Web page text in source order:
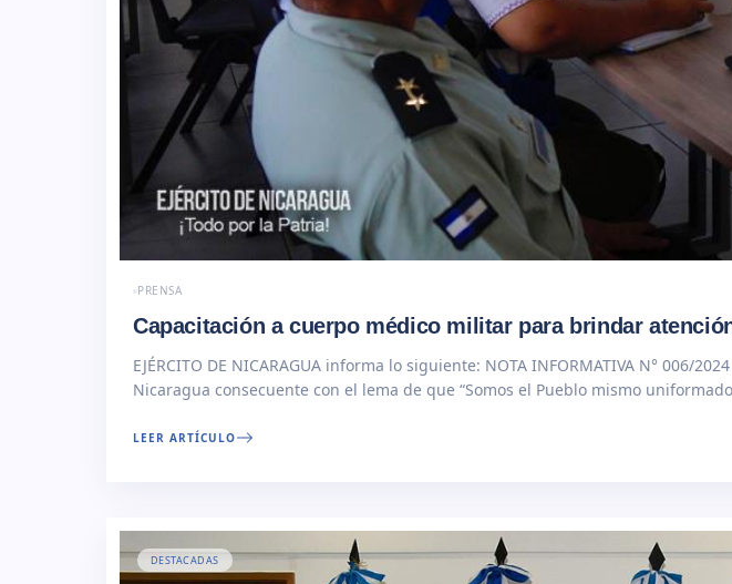
PRENSA
Capacitación a cuerpo médico
EJÉRCITO DE NICARAGUA informa lo siguiente: NOTA INFORMATIVA N° 006/
Nicaragua consecuente con el lema de que “Somos el Pueblo mismo
LEER ARTÍCULO
DESTACADAS